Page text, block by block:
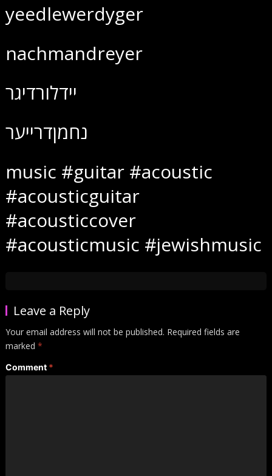
yeedlewerdyger
nachmandreyer
יידלורדיגר
נחמןדרייער
music #guitar #acoustic
#acousticguitar
#acousticcover
#acousticmusic #jewishmusic
Leave a Reply
Your email address will not be published. Required fields are
marked *
Comment *